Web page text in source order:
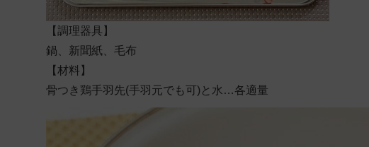
【調理器具】
鍋、新聞紙、毛布
【材料】
骨つき鶏手羽先(手羽元でも可)と水…各適量